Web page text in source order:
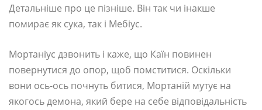
Детальніше про це пізніше. Він так чи інакше
помирає як сука, так і Мебіус.
Мортаніус дзвонить і каже, що Каїн повинен
повернутися до опор, щоб помститися. Оскільки
вони ось-ось почнуть битися, Мортаній мутує на
якогось демона, який бере на себе відповідальність